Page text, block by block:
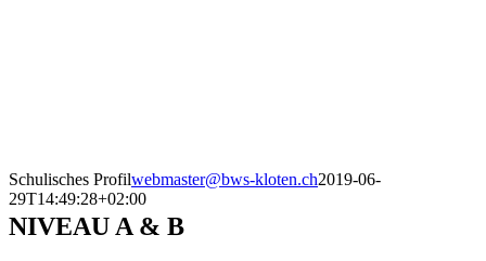
Schulisches Profilwebmaster@bws-kloten.ch2019-06-
29T14:49:28+02:00
NIVEAU A & B